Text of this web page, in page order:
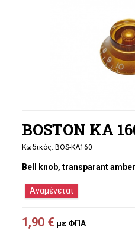
BOSTON KA
Κωδικός: BOS-KA160
Bell knob, transparant amber
Αναμένεται
1,90 € με ΦΠΑ